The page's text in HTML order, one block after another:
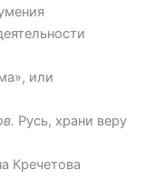
или
Русь, храни веру
Кречетова